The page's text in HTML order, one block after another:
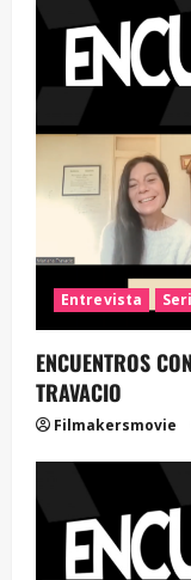
Entrevista
ENCUENTROS
TRAVACIO
Filmakersmovie